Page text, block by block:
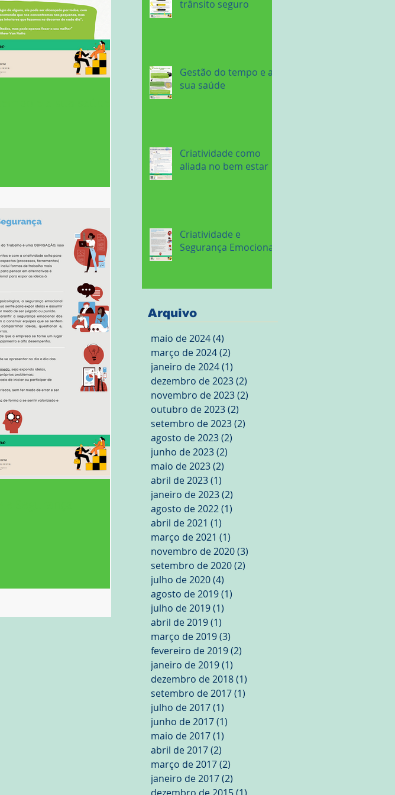
trânsito seguro
Gestão do tempo e a
sua saúde
Criatividade como
aliada no bem estar
Criatividade e
Segurança Emocional
Arquivo
maio de 2024(4)
março de 2024(2)
janeiro de 2024(1)
dezembro de 2023(2)
novembro de 2023(2)
outubro de 2023(2)
setembro de 2023(2)
agosto de 2023(2)
junho de 2023(2)
maio de 2023(2)
abril de 2023(1)
janeiro de 2023(2)
agosto de 2022(1)
abril de 2021 (1)
março de 2021 (1)
novembro de 2020(3)
setembro de 2020(2)
julho de 2020(4)
agosto de 2019(1)
julho de 2019(1)
abril de 2019(1)
março de 2019(3)
fevereiro de 2019(2)
janeiro de 2019(1)
dezembro de 2018(1)
setembro de 2017(1)
julho de 2017(1)
junho de 2017(1)
maio de 2017(1)
abril de 2017(2)
março de 2017(2)
janeiro de 2017(2)
dezembro de 2015(1)